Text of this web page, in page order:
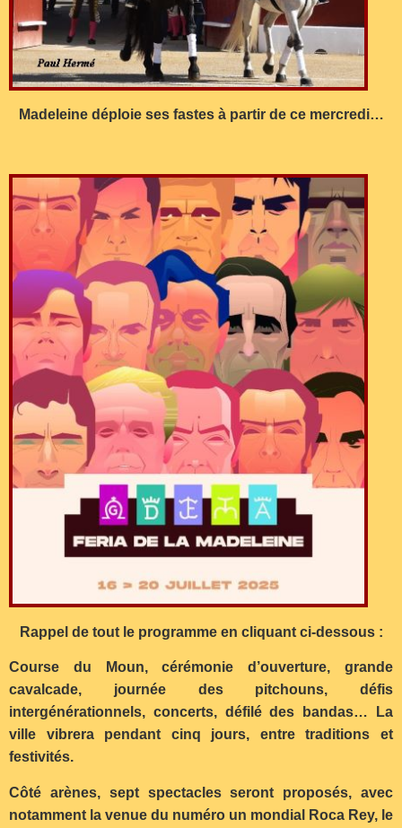
Madeleine déploie ses fastes à partir de ce mercredi…
Rappel de tout le programme en cliquant ci-dessous :
Course du Moun, cérémonie d’ouverture, grande
cavalcade, journée des pitchouns, défis
intergénérationnels, concerts, défilé des bandas… La
ville vibrera pendant cinq jours, entre traditions et
festivités.
Côté arènes, sept spectacles seront proposés, avec
notamment la venue du numéro un mondial Roca Rey, le